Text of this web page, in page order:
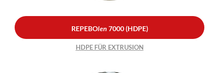
REPEBOlen 7000 (HDPE)
HDPE FÜR EXTRUSION